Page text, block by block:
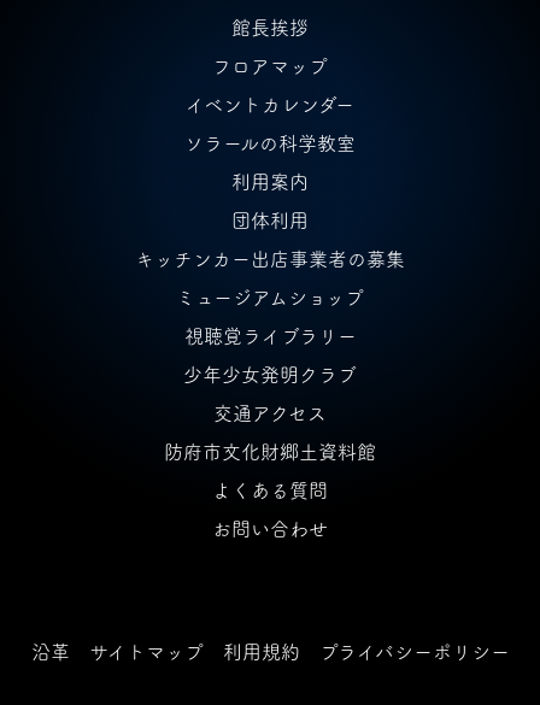
館長挨拶
フロアマップ
イベントカレンダー
ソラールの科学教室
利用案内
団体利用
キッチンカー出店事業者の募集
ミュージアムショップ
視聴覚ライブラリー
少年少女発明クラブ
交通アクセス
防府市文化財郷土資料館
よくある質問
お問い合わせ
沿革 サイトマップ 利用規約 プライバシーポリシー